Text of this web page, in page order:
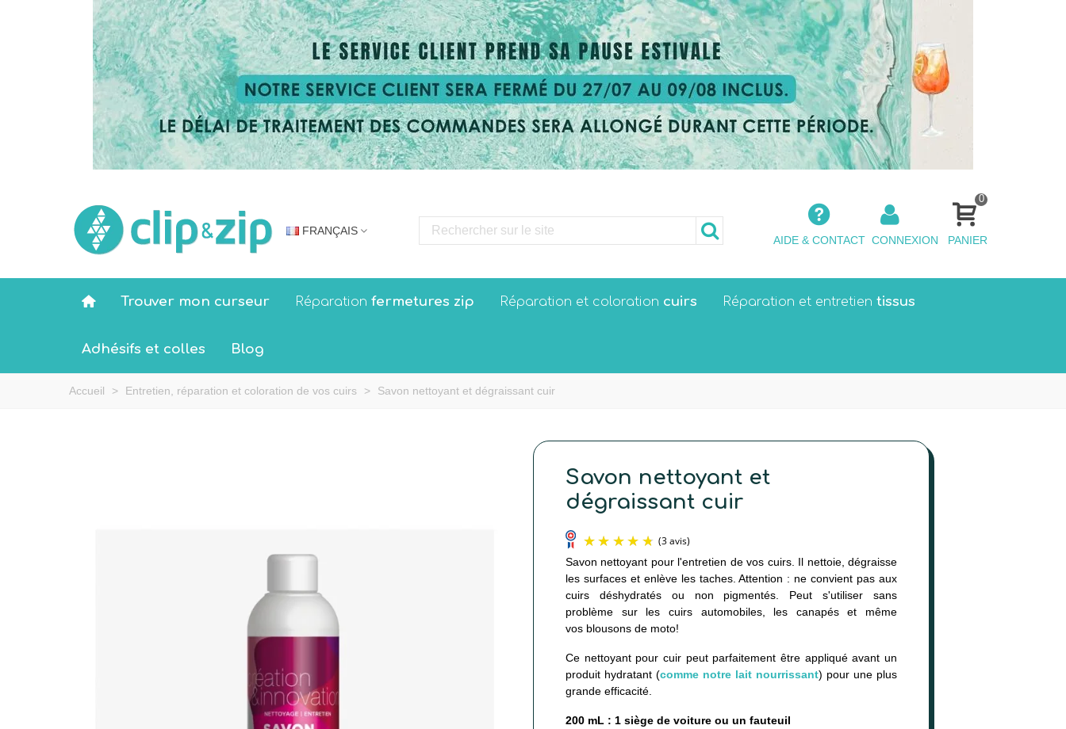
FRANÇAIS
AIDE & CONTACT CONNEXION
0
PANIER
Trouver mon curseur Réparation fermetures zip Réparation et coloration cuirs Réparation et entretien tissus
Adhésifs et colles Blog
Accueil > Entretien, réparation et coloration de vos cuirs > Savon nettoyant et dégraissant cuir
Savon nettoyant et
dégraissant cuir
Savon nettoyant pour l'entretien de vos cuirs. Il nettoie, dégraisse
les surfaces et enlève les taches. Attention : ne convient pas aux
cuirs déshydratés ou non pigmentés. Peut s'utiliser sans
problème sur les cuirs automobiles, les canapés et même
vos blousons de moto!
Ce nettoyant pour cuir peut parfaitement être appliqué avant un
produit hydratant (comme notre lait nourrissant) pour une plus
grande efficacité.
200 mL : 1 siège de voiture ou un fauteuil